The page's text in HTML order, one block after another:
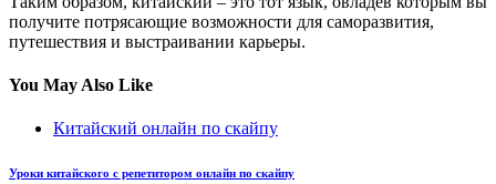
получите потрясающие возможности для саморазвития,
путешествия и выстраивании карьеры.
You May Also Like
Китайский онлайн по скайпу
Уроки китайского с репетитором онлайн по скайпу